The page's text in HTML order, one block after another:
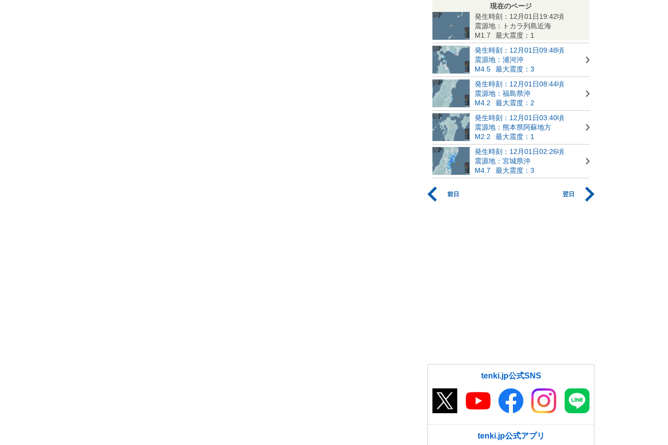
現在のページ
発生時刻：12月01日19:42頃
震源地：トカラ列島近海
M1.7
最大震度：1
発生時刻：12月01日09:48頃
震源地：浦河沖
M4.5
最大震度：3
発生時刻：12月01日08:44頃
震源地：福島県沖
M4.2
最大震度：2
発生時刻：12月01日03:40頃
震源地：熊本県阿蘇地方
M2.2
最大震度：1
発生時刻：12月01日02:26頃
震源地：宮城県沖
M4.7
最大震度：3
前日 翌日
tenki.jp公式SNS
tenki.jp公式アプリ